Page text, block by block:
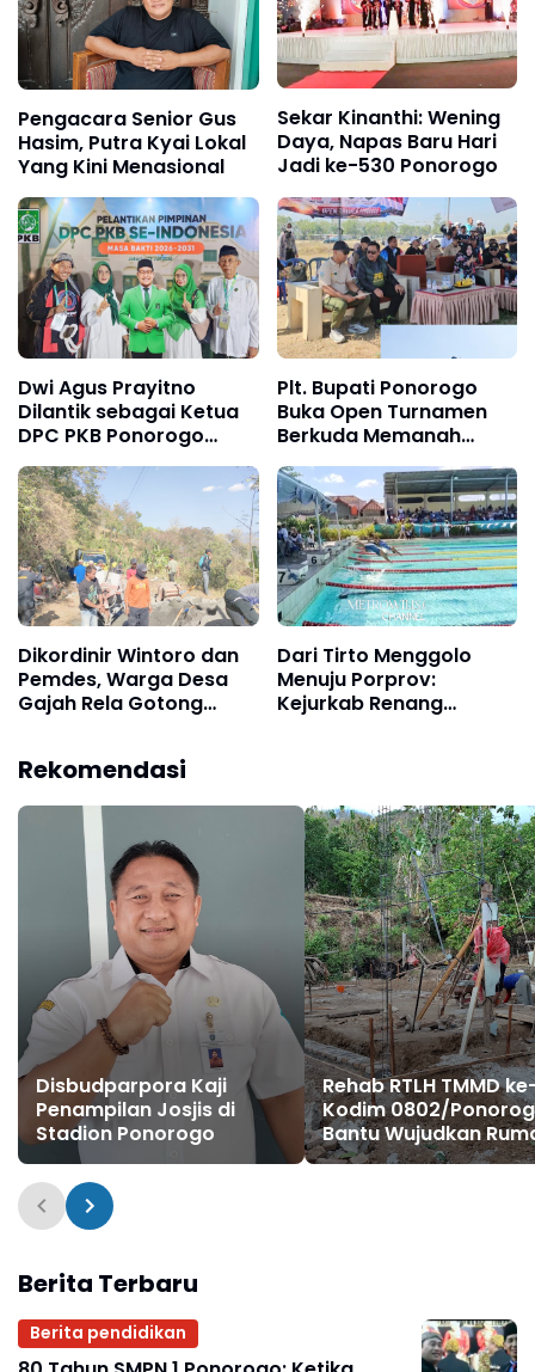
Pengacara Senior Gus
Hasim, Putra Kyai Lokal
Yang Kini Menasional
Sekar Kinanthi: Wening
Daya, Napas Baru Hari
Jadi ke-530 Ponorogo
Dwi Agus Prayitno
Dilantik sebagai Ketua
DPC PKB Ponorogo
2026–2031, Kenakan
Busana Reog Khas
Ponorogo Saat
Pelantikan
Plt. Bupati Ponorogo
Buka Open Turnamen
Berkuda Memanah
PORDASI 2026, Ketua
DPRD Hadir
Dikordinir Wintoro dan
Pemdes, Warga Desa
Gajah Rela Gotong
Sepanjang 4 Kilometer
Dari Tirto Menggolo
Menuju Porprov:
Kejurkab Renang
Rekomendasi
Disbudparpora Kaji
Penampilan Josjis di
Stadion Ponorogo
Rehab RTLH TMMD
Kodim 0802/
Bantu Wujudkan
Layak Huni bagi
Berita Terbaru
Berita pendidikan